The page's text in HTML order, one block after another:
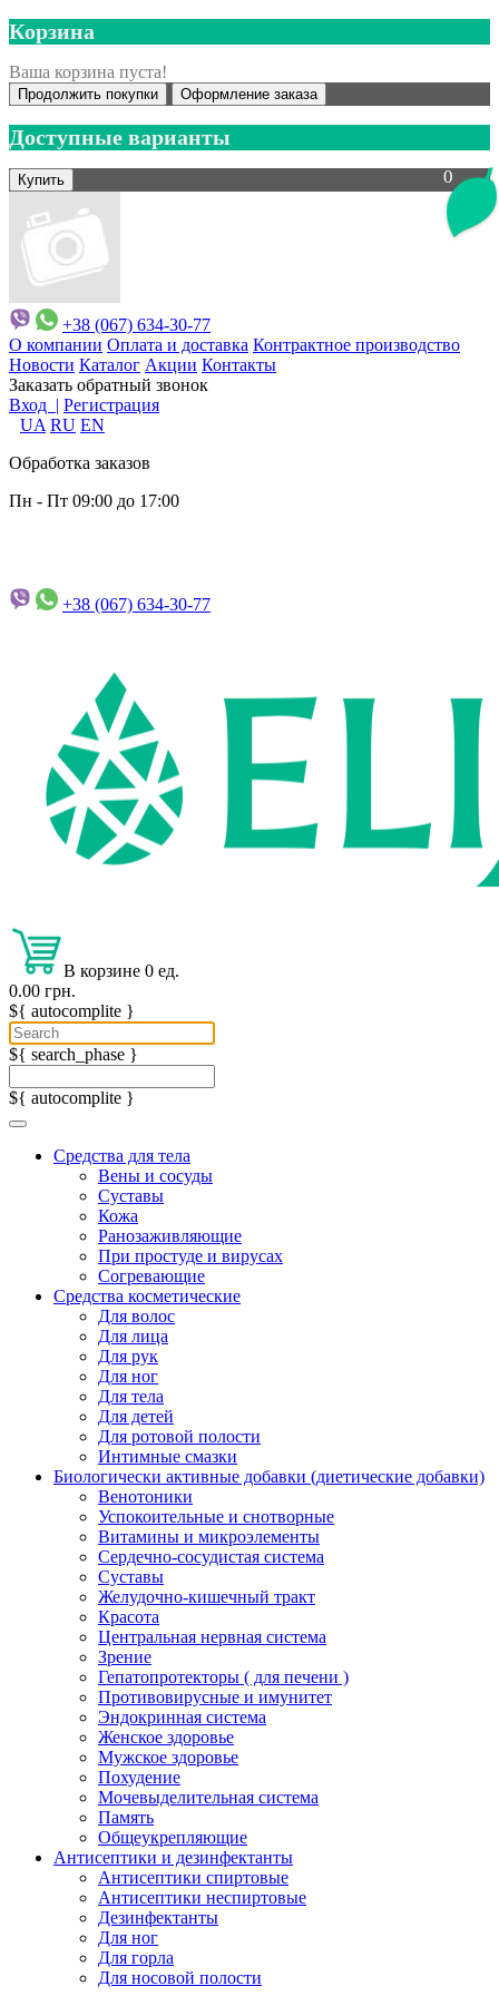
Корзина
Ваша корзина пуста!
Продолжить покупки Оформление заказа
0
Доступные варианты
+38 (067) 634-30-77
О компании Оплата и доставка Контрактное производство
Новости Каталог Акции Контакты
Заказать обратный звонок
Вход | Регистрация
UA RU EN
Обработка заказов
Пн - Пт 09:00 до 17:00
+38 (067) 634-30-77
В корзине 0 ед.
0.00 грн.
${ autocomplite }
${ search_phase }
${ autocomplite }
Средства для тела
Вены и сосуды
Суставы
Кожа
Ранозаживляющие
При простуде и вирусах
Согревающие
Средства косметические
Для волос
Для лица
Для рук
Для ног
Для тела
Для детей
Для ротовой полости
Интимные смазки
Биологически активные добавки (диетические добавки)
Венотоники
Успокоительные и снотворные
Витамины и микроэлементы
Сердечно-сосудистая система
Суставы
Желудочно-кишечный тракт
Красота
Центральная нервная система
Зрение
Гепатопротекторы ( для печени )
Противовирусные и имунитет
Эндокринная система
Женское здоровье
Мужское здоровье
Похудение
Мочевыделительная система
Память
Общеукрепляющие
Антисептики и дезинфектанты
Антисептики спиртовые
Антисептики неспиртовые
Дезинфектанты
Для ног
Для горла
Для носовой полости